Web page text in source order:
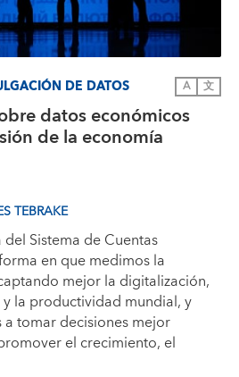
DE DATOS A 文
datos económicos
de la economía
TEBRAKE
Sistema de Cuentas
en que medimos la
mejor la digitalización,
la productividad mundial, y
tomar decisiones mejor
el crecimiento, el